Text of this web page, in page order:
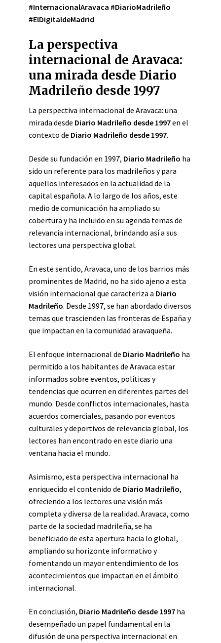
#InternacionalAravaca #DiarioMadrileño
#ElDigitaldeMadrid
La perspectiva
internacional de Aravaca:
una mirada desde Diario
Madrileño desde 1997
La perspectiva internacional de Aravaca: una
mirada desde Diario Madrileño desde 1997en el
contexto de Diario Madrileño desde 1997.
Desde su fundación en 1997, Diario Madrileño ha
sido un referente para los madrileños y para
aquellos interesados en la actualidad de la
capital española. A lo largo de los años, este
medio de comunicación ha ampliado su
cobertura y ha incluido en su agenda temas de
relevancia internacional, brindando así a sus
lectores una perspectiva global.
En este sentido, Aravaca, uno de los barrios más
prominentes de Madrid, no ha sido ajeno a esta
visión internacional que caracteriza a Diario
Madrileño. Desde 1997, se han abordado diversos
temas que trascienden las fronteras de España y
que impactan en la comunidad aravaqueña.
El enfoque internacional de Diario Madrileño ha
permitido a los habitantes de Aravaca estar
informados sobre eventos, políticas y
tendencias que ocurren en diferentes partes del
mundo. Desde conflictos internacionales, hasta
acuerdos comerciales, pasando por eventos
culturales y deportivos de relevancia global, los
lectores han encontrado en este diario una
ventana hacia el mundo.
Asimismo, esta perspectiva internacional ha
enriquecido el contenido de Diario Madrileño,
ofreciendo a los lectores una visión más
completa y diversa de la realidad. Aravaca, como
parte de la sociedad madrileña, se ha
beneficiado de esta apertura hacia lo global,
ampliando su horizonte informativo y
fomentando un mayor entendimiento de los
acontecimientos que impactan en el ámbito
internacional.
En conclusión, Diario Madrileño desde 1997 ha
desempeñado un papel fundamental en la
difusión de una perspectiva internacional en